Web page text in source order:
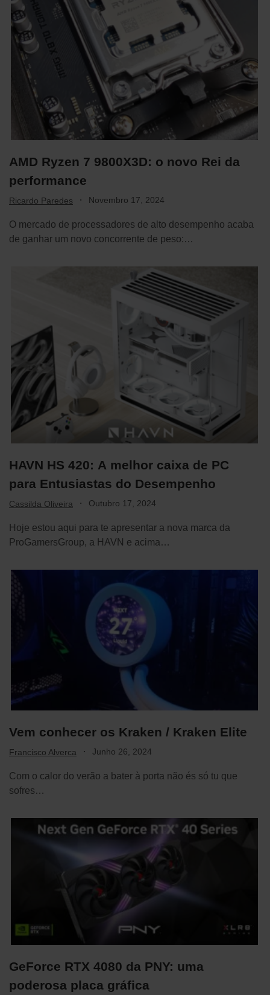
AMD Ryzen 7 9800X3D: o novo Rei da
performance
Ricardo Paredes · Novembro 17, 2024
O mercado de processadores de alto desempenho acaba
de ganhar um novo concorrente de peso:…
HAVN HS 420: A melhor caixa de PC
para Entusiastas do Desempenho
Cassilda Oliveira · Outubro 17, 2024
Hoje estou aqui para te apresentar a nova marca da
ProGamersGroup, a HAVN e acima…
Vem conhecer os Kraken / Kraken Elite
Francisco Alverca · Junho 26, 2024
Com o calor do verão a bater à porta não és só tu que
sofres…
GeForce RTX 4080 da PNY: uma
poderosa placa gráfica